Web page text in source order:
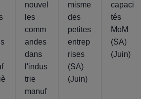
nouvel
les
comm
andes
dans
l'indus
trie
manuf
misme
des
petites
entrep
rises
(SA)
(Juin)
capaci
tés
MoM
(SA)
(Juin)